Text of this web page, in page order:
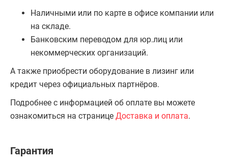
Наличными или по карте в офисе компании или
на складе.
Банковским переводом для юр.лиц или
некоммерческих организаций.
А также приобрести оборудование в лизинг или
кредит через официальных партнёров.
Подробнее с информацией об оплате вы можете
ознакомиться на странице Доставка и оплата.
Гарантия